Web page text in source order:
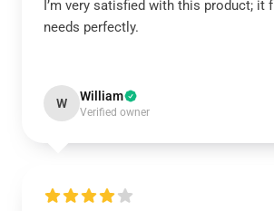
I’m very satisfied with this product; it
needs perfectly.
W William
Verified owner